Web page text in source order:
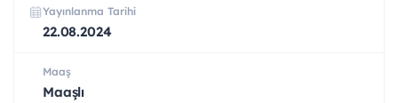
Yayınlanma Tarihi
22.08.2024
Maaş
Maaşlı